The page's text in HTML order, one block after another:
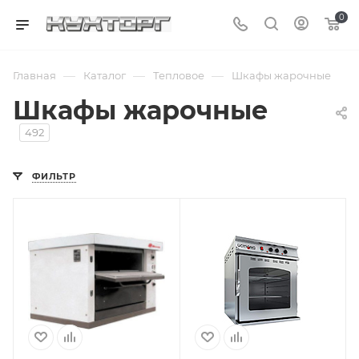
0
Главная — Каталог — Тепловое — Шкафы жарочные
Шкафы жарочные
492
ФИЛЬТР
220 В; 1 камера; 6
емкостей; GN 2/1;
от 30 до 180 °С;
2.55 кВт